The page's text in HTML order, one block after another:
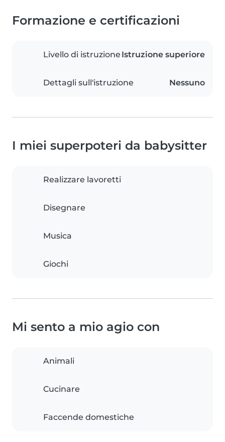
Formazione e certificazioni
Livello di istruzione Istruzione superiore
Dettagli sull'istruzione Nessuno
I miei superpoteri da babysitter
Realizzare lavoretti
Disegnare
Musica
Giochi
Mi sento a mio agio con
Animali
Cucinare
Faccende domestiche